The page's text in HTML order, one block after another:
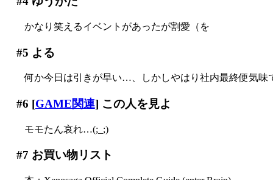
かなり笑えるイベントがあったが割愛（を
#5 よる
何か今日は引きが早い…、しかしやはり社内最終便気味
#6 [GAME関連] この人を見よ
モモたん哀れ…(;_;)
#7 お買い物リスト